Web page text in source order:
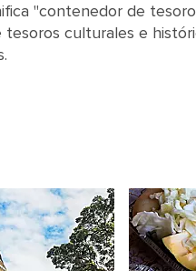
"contenedor de
tesoros culturales e